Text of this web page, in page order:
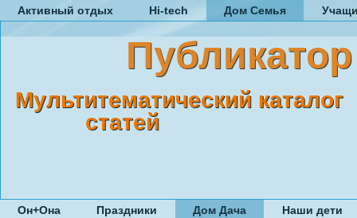
Активный отдых Hi-tech Дом Семья
Публикатор
Мультитематический каталог
статей
Он+Она Праздники Дом Дача Наши дети